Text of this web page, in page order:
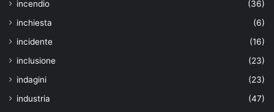
incendio
(36)
inchiesta
(6)
incidente
(16)
inclusione
(23)
indagini
(23)
industria
(47)